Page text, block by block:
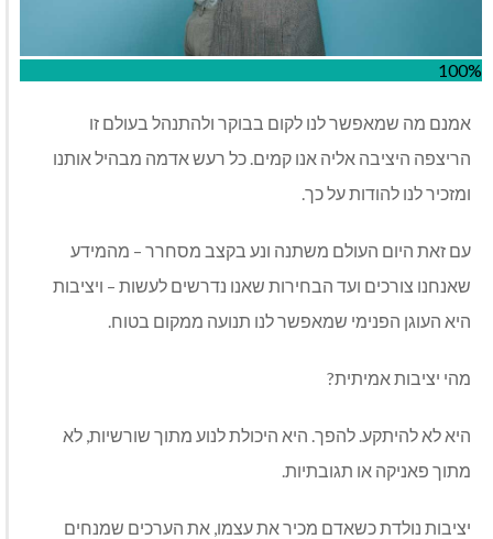
100%
אמנם מה שמאפשר לנו לקום בבוקר ולהתנהל בעולם זו
הריצפה היציבה אליה אנו קמים. כל רעש אדמה מבהיל אותנו
ומזכיר לנו להודות על כך.
עם זאת היום העולם משתנה ונע בקצב מסחרר – מהמידע
שאנחנו צורכים ועד הבחירות שאנו נדרשים לעשות – ויציבות
היא העוגן הפנימי שמאפשר לנו תנועה ממקום בטוח.
מהי יציבות אמיתית?
היא לא להיתקע. להפך. היא היכולת לנוע מתוך שורשיות, לא
מתוך פאניקה או תגובתיות.
יציבות נולדת כשאדם מכיר את עצמו, את הערכים שמנחים